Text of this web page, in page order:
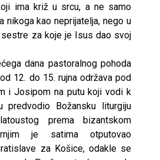
ima križ u srcu, a ne samo
nikoga kao neprijatelja, nego u
za koje je Isus dao svoj
dana pastoralnog pohoda
12. do 15. rujna održava pod
i Josipom na putu koji vodi k
predvodio Božansku liturgiju
prema bizantskom
je satima otputovao
za Košice, odakle se